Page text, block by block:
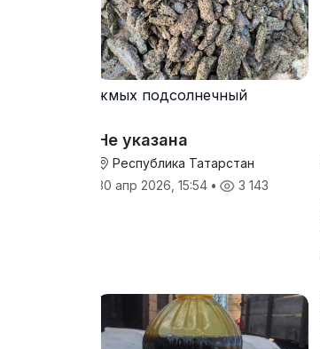
жмых подсолнечный
Не указана
Республика Татарстан
30 апр 2026, 15:54 • 3 143